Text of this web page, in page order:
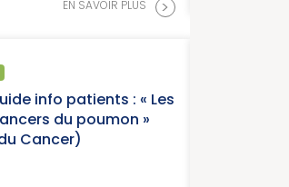
Parution du panorama des cancers en
France, édition 2026 (Institut National
Cancer)